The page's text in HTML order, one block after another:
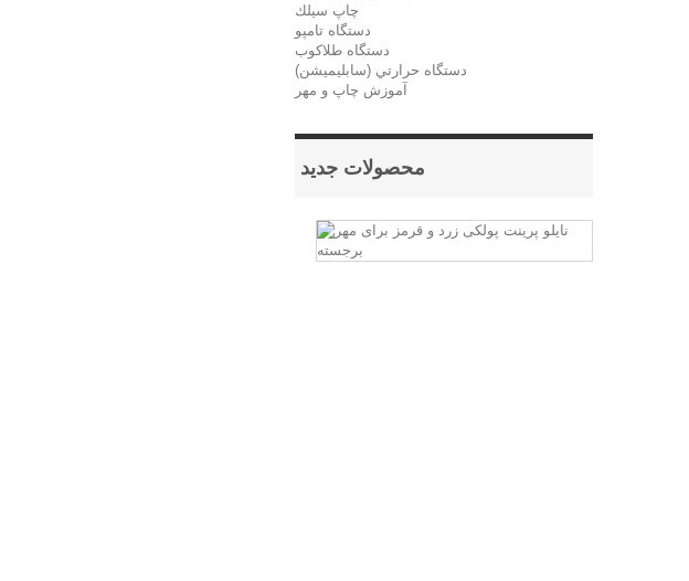
چاپ سيلك
دستگاه تامپو
دستگاه طلاکوب
دستگاه حرارتي (سابليميشن)
آموزش چاپ و مهر
محصولات جدید
نایلو
پرینت
پولکی